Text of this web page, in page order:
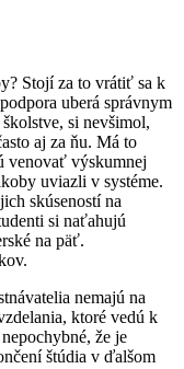
Stojí za to vrátiť sa k
uberá správnym
si nevšimol,
aj za ňu. Má to
venovať výskumnej
uviazli v systéme.
skúseností na
si naťahujú
na päť.
nemajú na
ktoré vedú k
že je
štúdia v ďalšom